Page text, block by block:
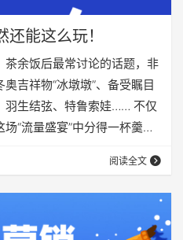
能这么玩！
余饭后最常讨论的话题，非
吉祥物“冰墩墩”、备受瞩目
羽生结弦、特鲁索娃…… 不仅
“流量盛宴”中分得一杯羹，
题上“动心思”。 带“冬奥”关
有数·快选品) 带“谷爱凌”关键
数·快选品) 另一方面，我们
现商家们在近期所发的广告素
阅读全文